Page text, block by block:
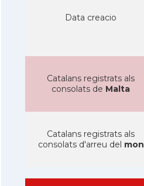
Data creacio
Catalans registrats als
consolats de Malta
Catalans registrats als
consolats d'arreu del mon